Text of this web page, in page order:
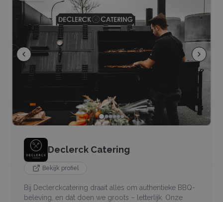
Declerck Catering
Bekijk profiel
Bij Declerckcatering draait alles om authentieke BBQ-
beleving, en dat doen we groots – letterlijk. Onze